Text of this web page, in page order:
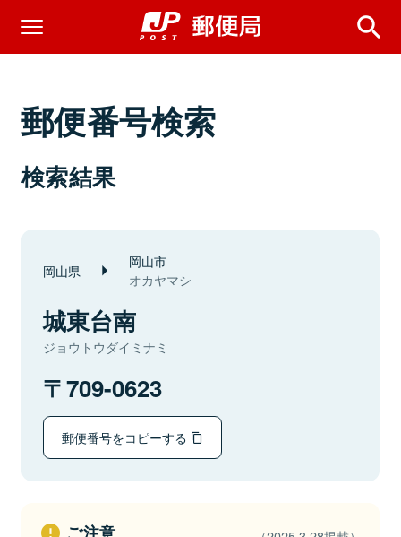
郵便番号検索
検索結果
岡山県 岡山市
オカヤマシ
城東台南
ジョウトウダイミナミ
709-0623
郵便番号をコピーする